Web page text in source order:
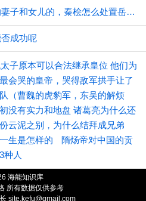
​岳飞死后秦桧是如何处置他的妻子和女儿的，秦桧怎么处置岳飞家人的
成功呢
子原本可以合法继承皇位 他们为
会哭的皇帝，哭得敌军拱手让了
（曹魏的虎豹军，东吴的解烦
没有实力和地盘 诸葛亮为什么还
云泥之别，为什么结拜成兄弟
生是怎样的
隋炀帝对中国的贡
种人
海能知识库
所有数据仅供参考
site.kefu@gmail.com